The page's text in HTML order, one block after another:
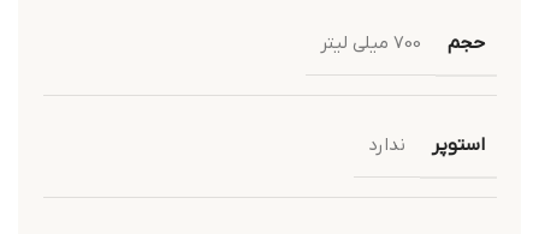
حجم 700 میلی لیتر
استوپر ندارد